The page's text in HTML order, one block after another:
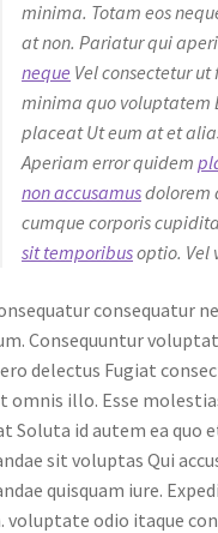
minima. Totam eos
at non. Pariatur qui
neque Vel consectetur
minima quo voluptatem
placeat Ut eum at et
Aperiam error quidem
non accusamusdolorem
cumque corporis
sit temporibusoptio. Vel
consequatur
Consequuntur
delectus Fugiat
omnis illo. Esse
Soluta id autem ea quo
sit voluptas Qui
quisquam iure.
voluptate odio itaque